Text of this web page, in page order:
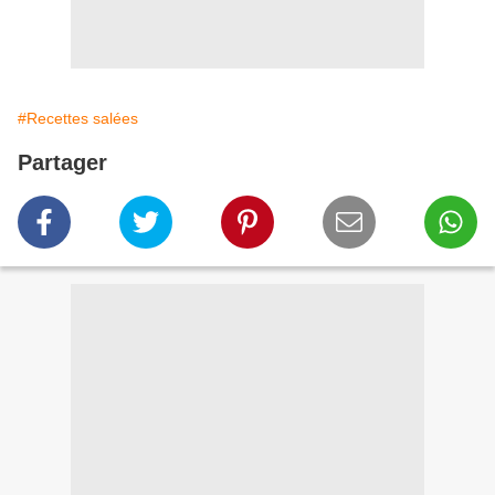
#Recettes salées
Partager